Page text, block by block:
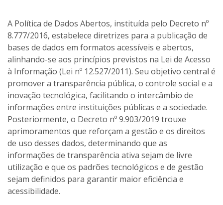
A Política de Dados Abertos, instituída pelo Decreto nº
8.777/2016, estabelece diretrizes para a publicação de
bases de dados em formatos acessíveis e abertos,
alinhando-se aos princípios previstos na Lei de Acesso
à Informação (Lei nº 12.527/2011). Seu objetivo central é
promover a transparência pública, o controle social e a
inovação tecnológica, facilitando o intercâmbio de
informações entre instituições públicas e a sociedade.
Posteriormente, o Decreto nº 9.903/2019 trouxe
aprimoramentos que reforçam a gestão e os direitos
de uso desses dados, determinando que as
informações de transparência ativa sejam de livre
utilização e que os padrões tecnológicos e de gestão
sejam definidos para garantir maior eficiência e
acessibilidade.